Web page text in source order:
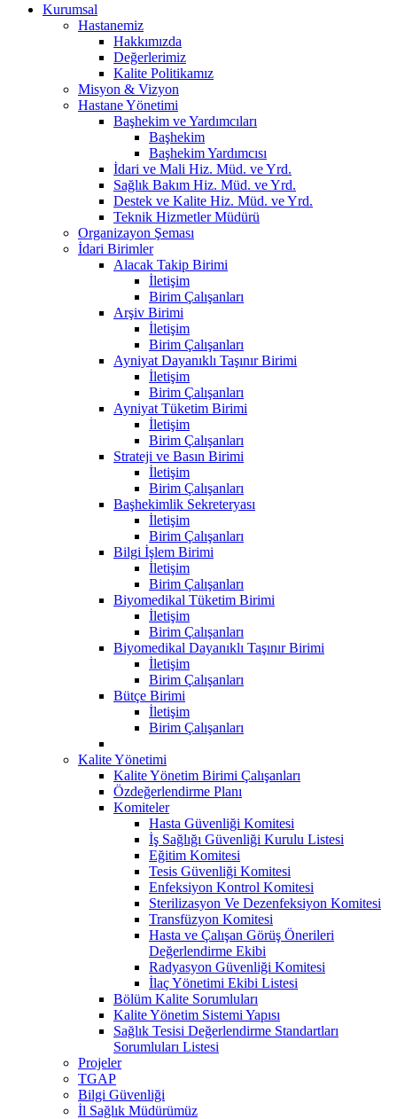
Kurumsal
Hastanemiz
Hakkımızda
Değerlerimiz
Kalite Politikamız
Misyon & Vizyon
Hastane Yönetimi
Başhekim ve Yardımcıları
Başhekim
Başhekim Yardımcısı
İdari ve Mali Hiz. Müd. ve Yrd.
Sağlık Bakım Hiz. Müd. ve Yrd.
Destek ve Kalite Hiz. Müd. ve Yrd.
Teknik Hizmetler Müdürü
Organizayon Şeması
İdari Birimler
Alacak Takip Birimi
İletişim
Birim Çalışanları
Arşiv Birimi
İletişim
Birim Çalışanları
Ayniyat Dayanıklı Taşınır Birimi
İletişim
Birim Çalışanları
Ayniyat Tüketim Birimi
İletişim
Birim Çalışanları
Strateji ve Basın Birimi
İletişim
Birim Çalışanları
Başhekimlik Sekreteryası
İletişim
Birim Çalışanları
Bilgi İşlem Birimi
İletişim
Birim Çalışanları
Biyomedikal Tüketim Birimi
İletişim
Birim Çalışanları
Biyomedikal Dayanıklı Taşınır Birimi
İletişim
Birim Çalışanları
Bütçe Birimi
İletişim
Birim Çalışanları
Kalite Yönetimi
Kalite Yönetim Birimi Çalışanları
Özdeğerlendirme Planı
Komiteler
Hasta Güvenliği Komitesi
İş Sağlığı Güvenliği Kurulu Listesi
Eğitim Komitesi
Tesis Güvenliği Komitesi
Enfeksiyon Kontrol Komitesi
Sterilizasyon Ve Dezenfeksiyon Komitesi
Transfüzyon Komitesi
Hasta ve Çalışan Görüş Önerileri
Değerlendirme Ekibi
Radyasyon Güvenliği Komitesi
İlaç Yönetimi Ekibi Listesi
Bölüm Kalite Sorumluları
Kalite Yönetim Sistemi Yapısı
Sağlık Tesisi Değerlendirme Standartları
Sorumluları Listesi
Projeler
TGAP
Bilgi Güvenliği
İl Sağlık Müdürümüz